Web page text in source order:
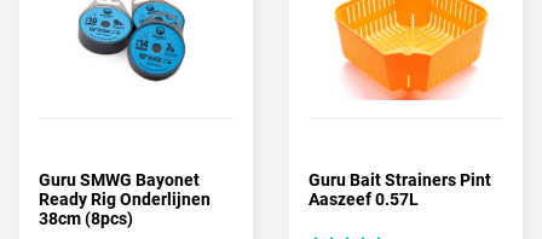
Guru SMWG Bayonet
Ready Rig Onderlijnen
38cm (8pcs)
Guru Bait Strainers Pint
Aaszeef 0.57L